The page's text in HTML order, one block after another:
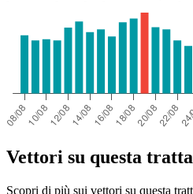
Vettori su questa tratta
Scopri di più sui vettori su questa